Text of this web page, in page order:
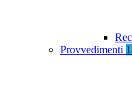
Provvedimenti